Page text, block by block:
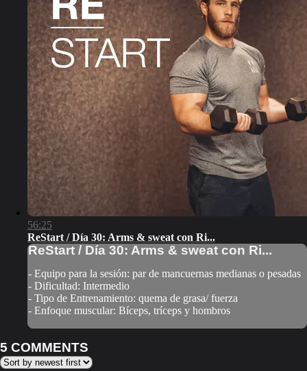
56:25
ReStart / Día 30: Arms & sweat con Ri...
ReStart / Día 30: Arms & sweat con Ri...
- Equipo para la sesión: par de mancuernas medianas o pesadas
- Dificultad: Intermedio
- Tipo de Entrenamiento: quema de grasa/ fuerza
- Enfoque muscular: Bíceps, tríceps y hombros
5 COMMENTS